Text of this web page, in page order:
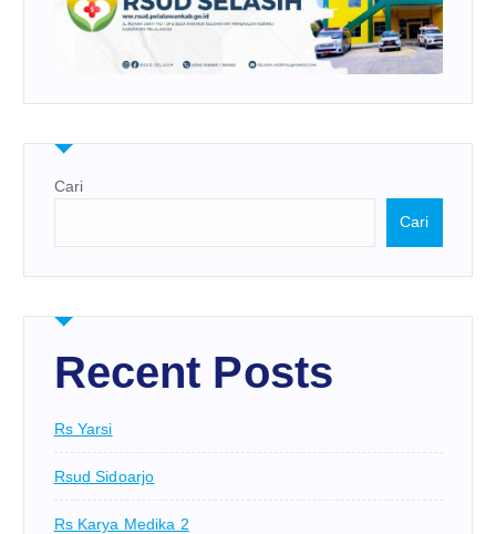
Cari
Cari
Recent Posts
Rs Yarsi
Rsud Sidoarjo
Rs Karya Medika 2